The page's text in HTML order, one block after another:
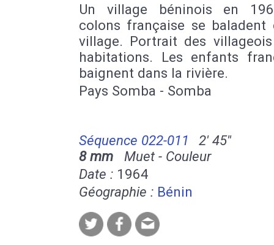
Un village béninois en
colons française se baladent
village. Portrait des
habitations. Les enfants
baignent dans la rivière.
Pays Somba - Somba
Séquence 022-011
2' 45''
8 mm Muet - Couleur
Date : 1964
Géographie : Bénin